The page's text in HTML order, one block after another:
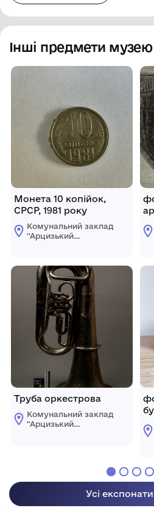
Інші предмети музею
Монета 10 копійок,
СРСР, 1981 року
Комунальний заклад
''Арцизький
Арцизької міської
ради
Труба оркестрова
Комунальний заклад
''Арцизький
з
Усі